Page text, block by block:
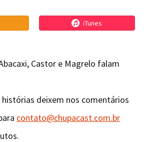
iTunes
Castor e Magrelo falam
histórias deixem nos comentários
contato@chupacast.com.br